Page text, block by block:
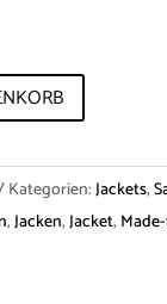
Kategorien:Jackets,
,Jacken,Jacket,